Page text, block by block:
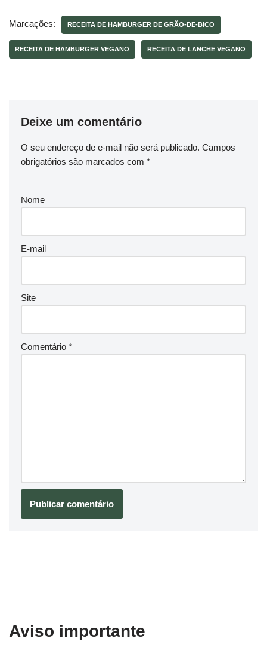
Marcações: RECEITA DE HAMBURGER DE GRÃO-DE-BICO
RECEITA DE HAMBURGER VEGANO RECEITA DE LANCHE VEGANO
Deixe um comentário
O seu endereço de e-mail não será publicado. Campos
obrigatórios são marcados com *
Nome
E-mail
Site
Comentário *
Aviso importante